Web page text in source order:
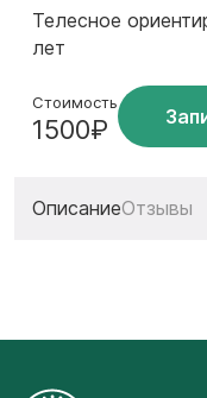
Телесное
лет
Стоимость
1500₽
ОписаниеОтзывы